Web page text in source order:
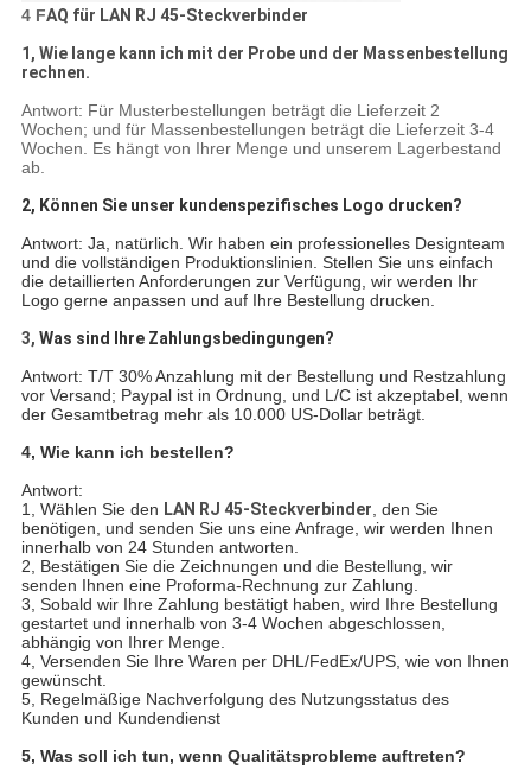
4 FAQ für LAN RJ 45-Steckverbinder
1, Wie lange kann ich mit der Probe und der Massenbestellung
rechnen.
Antwort: Für Musterbestellungen beträgt die Lieferzeit 2
Wochen; und für Massenbestellungen beträgt die Lieferzeit 3-4
Wochen. Es hängt von Ihrer Menge und unserem Lagerbestand
ab.
2, Können Sie unser kundenspezifisches Logo drucken?
Antwort: Ja, natürlich. Wir haben ein professionelles Designteam
und die vollständigen Produktionslinien. Stellen Sie uns einfach
die detaillierten Anforderungen zur Verfügung, wir werden Ihr
Logo gerne anpassen und auf Ihre Bestellung drucken.
3, Was sind Ihre Zahlungsbedingungen?
Antwort: T/T 30% Anzahlung mit der Bestellung und Restzahlung
vor Versand; Paypal ist in Ordnung, und L/C ist akzeptabel, wenn
der Gesamtbetrag mehr als 10.000 US-Dollar beträgt.
4, Wie kann ich bestellen?
Antwort:
1, Wählen Sie den LAN RJ 45-Steckverbinder , den Sie
benötigen, und senden Sie uns eine Anfrage, wir werden Ihnen
innerhalb von 24 Stunden antworten.
2, Bestätigen Sie die Zeichnungen und die Bestellung, wir
senden Ihnen eine Proforma-Rechnung zur Zahlung.
3, Sobald wir Ihre Zahlung bestätigt haben, wird Ihre Bestellung
gestartet und innerhalb von 3-4 Wochen abgeschlossen,
abhängig von Ihrer Menge.
4, Versenden Sie Ihre Waren per DHL/FedEx/UPS, wie von Ihnen
gewünscht.
5, Regelmäßige Nachverfolgung des Nutzungsstatus des
Kunden und Kundendienst
5, Was soll ich tun, wenn Qualitätsprobleme auftreten?